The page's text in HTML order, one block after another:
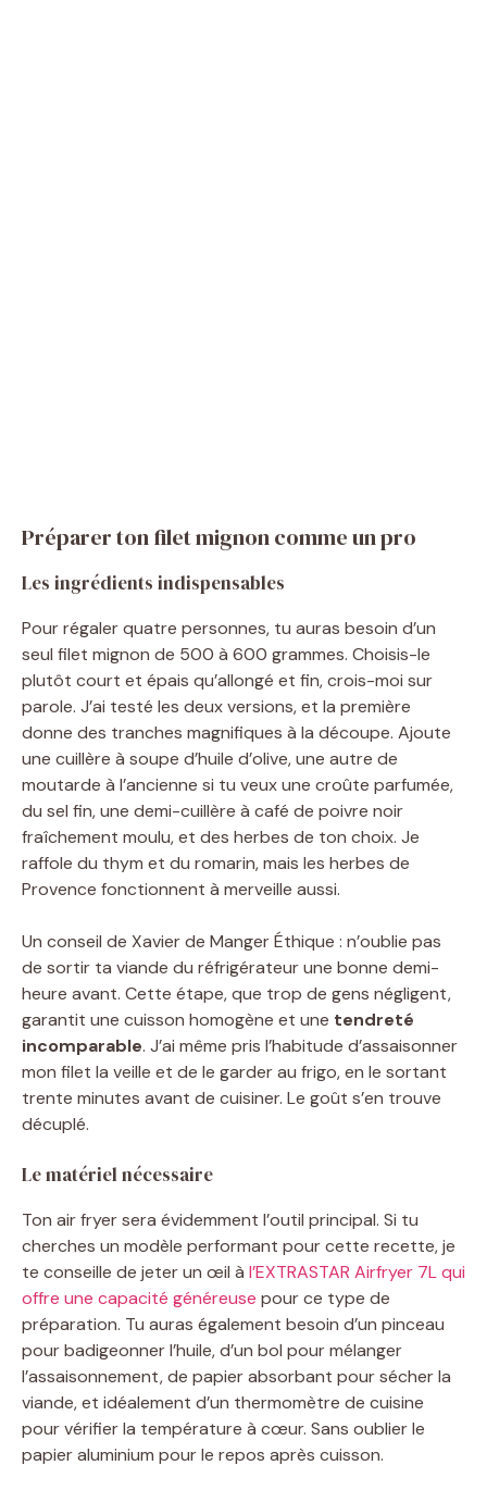
Préparer ton filet mignon comme un pro
Les ingrédients indispensables
Pour régaler quatre personnes, tu auras besoin d’un
seul filet mignon de 500 à 600 grammes. Choisis-le
plutôt court et épais qu’allongé et fin, crois-moi sur
parole. J’ai testé les deux versions, et la première
donne des tranches magnifiques à la découpe. Ajoute
une cuillère à soupe d’huile d’olive, une autre de
moutarde à l’ancienne si tu veux une croûte parfumée,
du sel fin, une demi-cuillère à café de poivre noir
fraîchement moulu, et des herbes de ton choix. Je
raffole du thym et du romarin, mais les herbes de
Provence fonctionnent à merveille aussi.
Un conseil de Xavier de Manger Éthique : n’oublie pas
de sortir ta viande du réfrigérateur une bonne demi-
heure avant. Cette étape, que trop de gens négligent,
garantit une cuisson homogène et une tendreté
incomparable. J’ai même pris l’habitude d’assaisonner
mon filet la veille et de le garder au frigo, en le sortant
trente minutes avant de cuisiner. Le goût s’en trouve
décuplé.
Le matériel nécessaire
Ton air fryer sera évidemment l’outil principal. Si tu
cherches un modèle performant pour cette recette, je
te conseille de jeter un œil à l’EXTRASTAR Airfryer 7L qui
offre une capacité généreuse pour ce type de
préparation. Tu auras également besoin d’un pinceau
pour badigeonner l’huile, d’un bol pour mélanger
l’assaisonnement, de papier absorbant pour sécher la
viande, et idéalement d’un thermomètre de cuisine
pour vérifier la température à cœur. Sans oublier le
papier aluminium pour le repos après cuisson.